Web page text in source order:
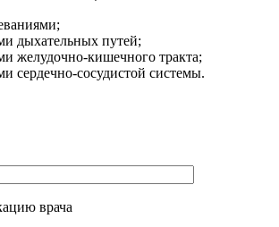
дыхательных путей;
желудочно-кишечного тракта;
сердечно-сосудистой системы.
врача